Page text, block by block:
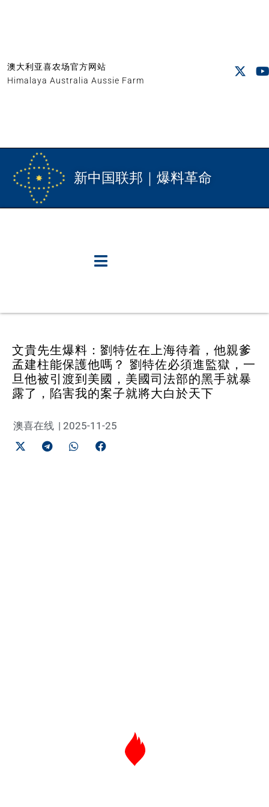
澳大利亚喜农场官方网站
Himalaya Australia Aussie Farm
新中国联邦｜爆料革命
文貴先生爆料：劉特佐在上海待着，他親爹
孟建柱能保護他嗎？ 劉特佐必須進監獄，一
旦他被引渡到美國，美國司法部的黑手就暴
露了，陷害我的案子就將大白於天下
澳喜在线 | 2025-11-25